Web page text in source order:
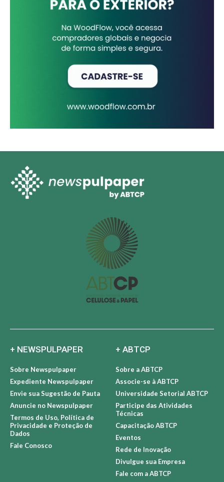
+ NEWSPULPAPER
Sobre Newspulpaper
Expediente Newspulpaper
Envie sua Sugestão de Pauta
Anuncie no Newspulpaper
Termos de Uso, Política de
Privacidade e Proteção de
Dados
Fale Conosco
+ ABTCP
Sobre a ABTCP
Associe-se à ABTCP
Universidade Setorial ABTCP
Participe das Atividades
Técnicas
Capacitação ABTCP
Eventos
Rede de Inovação
Divulgue sua Empresa
Fale com a ABTCP